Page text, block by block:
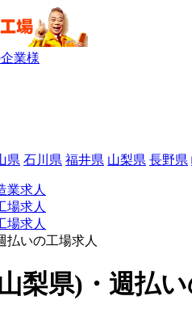
業様
県 石川県 福井県 山梨県 長野県
業求人
場求人
場求人
払いの工場求人
梨県)・週払